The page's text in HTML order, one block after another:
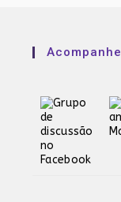
Acompanhe